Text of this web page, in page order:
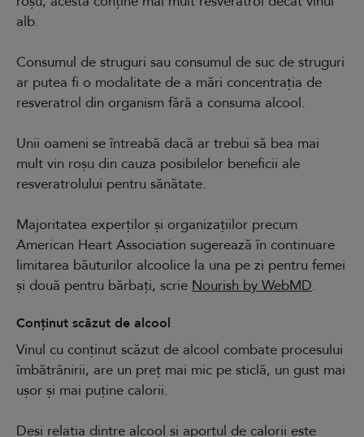
alb.
Consumul de struguri sau consumul de suc de struguri
ar putea fi o modalitate de a mări concentrația de
resveratrol din organism fără a consuma alcool.
Unii oameni se întreabă dacă ar trebui să bea mai
mult vin roșu din cauza posibilelor beneficii ale
resveratrolului pentru sănătate.
Majoritatea experților și organizațiilor precum
American Heart Association sugerează în continuare
limitarea băuturilor alcoolice la una pe zi pentru femei
și două pentru bărbați, scrie Nourish by WebMD.
Conținut scăzut de alcool
Vinul cu conținut scăzut de alcool combate procesului
îmbătrânirii, are un preț mai mic pe sticlă, un gust mai
ușor și mai puține calorii.
Deși relația dintre alcool și aportul de calorii este